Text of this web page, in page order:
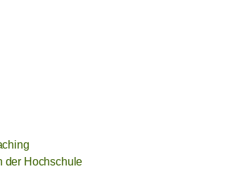
der Hochschule